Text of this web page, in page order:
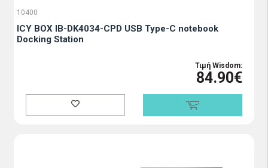
10400
ICY BOX IB-DK4034-CPD USB Type-C notebook
Docking Station
Τιμή Wisdom:
84.90€